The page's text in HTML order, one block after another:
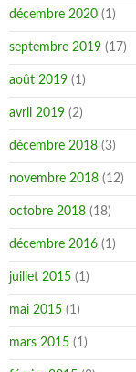
décembre 2020 (1)
septembre 2019 (17)
août 2019 (1)
avril 2019 (2)
décembre 2018 (3)
novembre 2018 (12)
octobre 2018 (18)
décembre 2016 (1)
juillet 2015 (1)
mai 2015 (1)
mars 2015 (1)